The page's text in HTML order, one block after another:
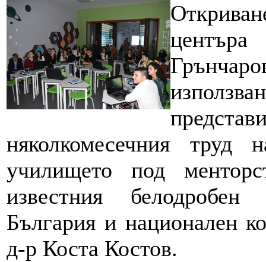
няколкомесечния труд
училището под
известния
България и национален
д-р Коста Костов.